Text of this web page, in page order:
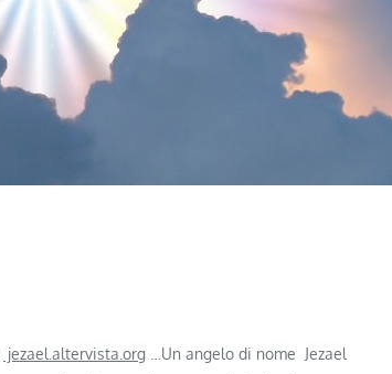
jezael.altervista.org …Un angelo di nome Jezael